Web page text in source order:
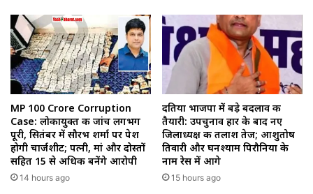
MP 100 Crore Corruption
Case: लोकायुक्त की जांच लगभग
पूरी, सितंबर में सौरभ शर्मा पर पेश
होगी चार्जशीट; पत्नी, मां और दोस्तों
सहित 15 से अधिक बनेंगे आरोपी
14 hours ago
दतिया भाजपा में बड़े बदलाव की
तैयारी: उपचुनाव हार के बाद नए
जिलाध्यक्ष की तलाश तेज; आशुतोष
तिवारी और घनश्याम पिरौनिया के
नाम रेस में आगे
15 hours ago